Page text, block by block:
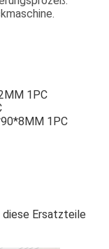
1PC
1PC
diese Ersatzteile